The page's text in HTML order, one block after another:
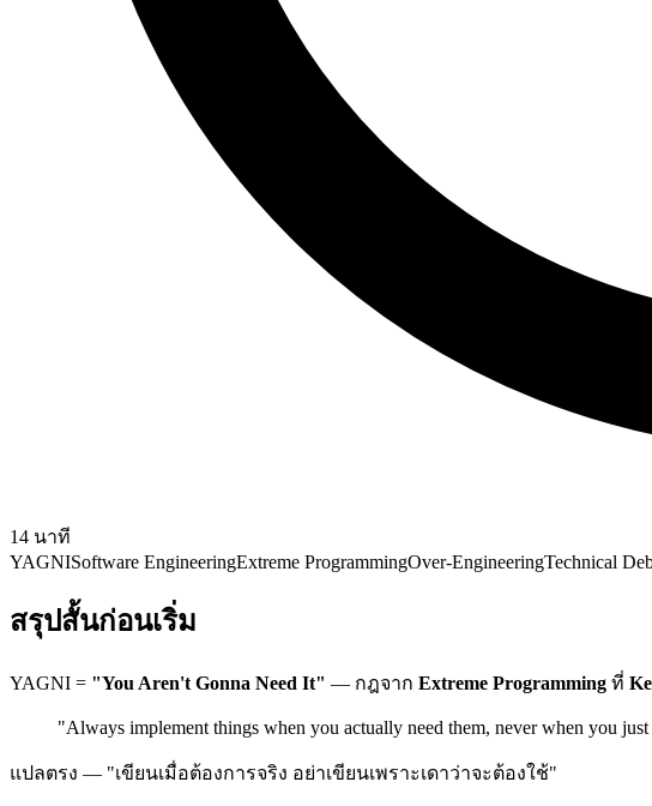
14 นาที
YAGNISoftware EngineeringExtreme ProgrammingOver-EngineeringTechnical
สรุปสั้นก่อนเริ่ม
YAGNI = "You Aren't Gonna Need It" — กฎจาก Extreme Programming ที่
"Always implement things when you actually need them, never when you
แปลตรง — "เขียนเมื่อต้องการจริง อย่าเขียนเพราะเดาว่าจะต้องใช้"